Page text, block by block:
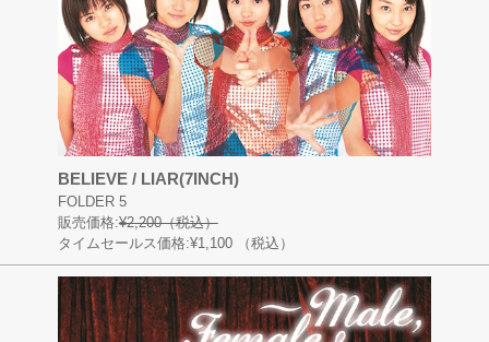
BELIEVE / LIAR(7INCH)
FOLDER 5
販売価格:¥2,200（税込）
タイムセールス価格:¥1,100
（税込）